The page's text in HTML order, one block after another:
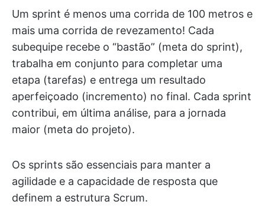
Um sprint é menos uma corrida de 100 metros e
mais uma corrida de revezamento! Cada
subequipe recebe o “bastão” (meta do sprint),
trabalha em conjunto para completar uma
etapa (tarefas) e entrega um resultado
aperfeiçoado (incremento) no final. Cada sprint
contribui, em última análise, para a jornada
maior (meta do projeto).
Os sprints são essenciais para manter a
agilidade e a capacidade de resposta que
definem a estrutura Scrum.